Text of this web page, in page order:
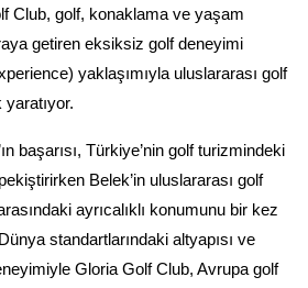
Club, golf, konaklama ve yaşam
getiren eksiksiz golf deneyimi
yaklaşımıyla uluslararası golf
başarısı, Türkiye’nin golf turizmindeki
Belek’in uluslararası golf
ayrıcalıklı konumunu bir kez
standartlarındaki altyapısı ve
Gloria Golf Club, Avrupa golf